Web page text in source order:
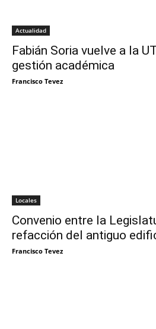
Actualidad
Fabián Soria vuelve a la
gestión académica
Francisco Tevez
Locales
Convenio entre la
refacción del antiguo
Francisco Tevez